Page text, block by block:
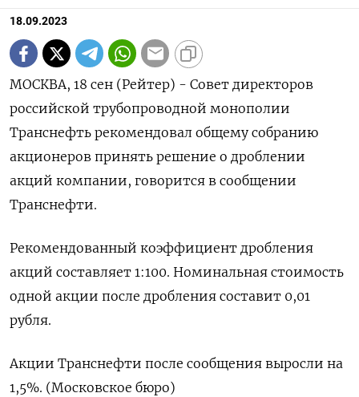
18.09.2023
МОСКВА, 18 сен (Рейтер) - Совет директоров
российской трубопроводной монополии
Транснефть рекомендовал общему собранию
акционеров принять решение о дроблении
акций компании, говорится в сообщении
Транснефти.
Рекомендованный коэффициент дробления
акций составляет 1:100. Номинальная стоимость
одной акции после дробления составит 0,01
рубля.
Акции Транснефти после сообщения выросли на
1,5%. (Московское бюро)